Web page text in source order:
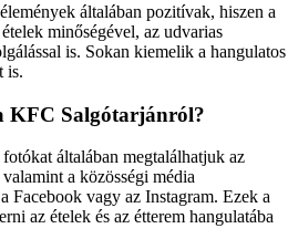
általában pozitívak, hiszen a
minőségével, az udvarias
is. Sokan kiemelik a hangulatos
is.
KFC Salgótarjánról?
általában megtalálhatjuk az
a közösségi média
Facebook vagy az Instagram. Ezek a
az ételek és az étterem hangulatába